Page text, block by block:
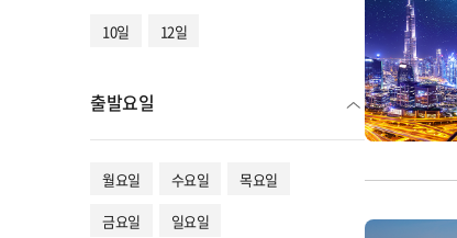
10일 12일
출발요일
월요일 수요일
목요일
금요일
일요일